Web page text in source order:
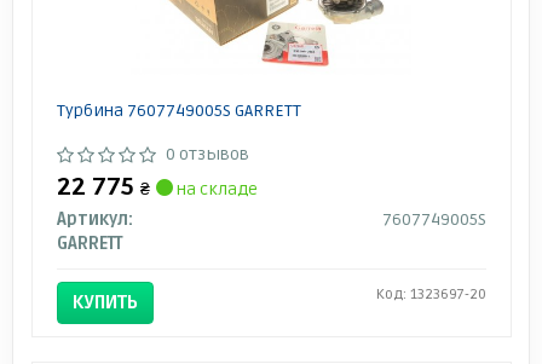
Турбина 7607749005S GARRETT
0 отзывов
22 775 ₴
на складе
Артикул:
7607749005S
GARRETT
КУПИТЬ Код: 1323697-20